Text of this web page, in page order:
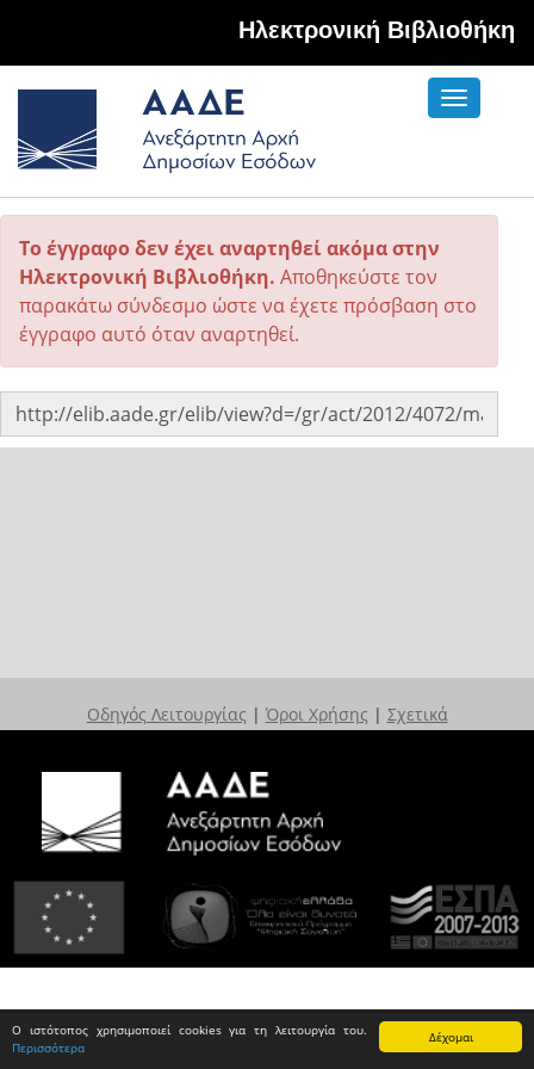
Δέχομαι
Ο ιστότοπος χρησιμοποιεί cookies για τη λειτουργία του.
Περισσότερα
Hλεκτρονική Βιβλιοθήκη
Toggle
Το έγγραφο δεν έχει αναρτηθεί ακόμα στην
Ηλεκτρονική Βιβλιοθήκη. Αποθηκεύστε τον
παρακάτω σύνδεσμο ώστε να έχετε πρόσβαση στο
έγγραφο αυτό όταν αναρτηθεί.
Οδηγός Λειτουργίας | Όροι Χρήσης | Σχετικά